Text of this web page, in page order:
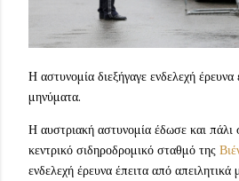
Η αστυνομία διεξήγαγε ενδελεχή έρευνα
μηνύματα.
Η αυστριακή αστυνομία έδωσε και πάλι
κεντρικό σιδηροδρομικό σταθμό της
ενδελεχή έρευνα έπειτα από